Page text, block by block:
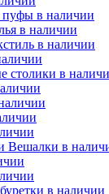
пуфы в наличии
в наличии
в наличии
столики в
Вешалки в
в наличии